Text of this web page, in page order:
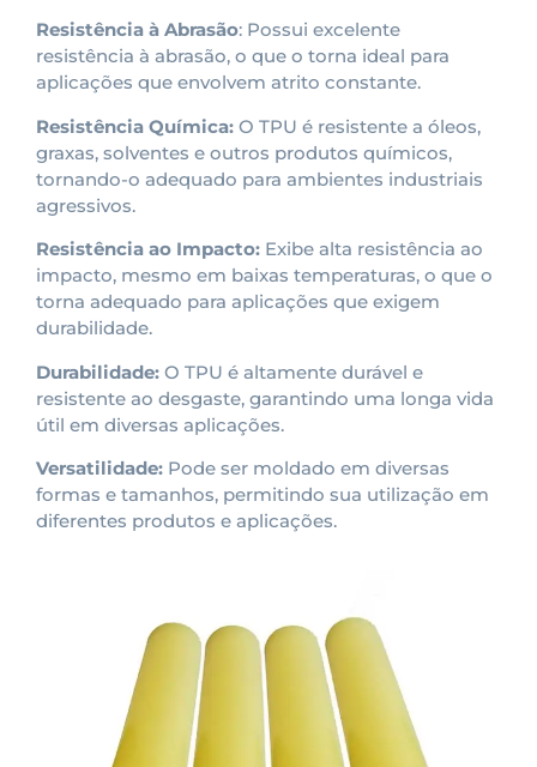
Resistência à Abrasão: Possui excelente
resistência à abrasão, o que o torna ideal para
aplicações que envolvem atrito constante.
Resistência Química: O TPU é resistente a óleos,
graxas, solventes e outros produtos químicos,
tornando-o adequado para ambientes industriais
agressivos.
Resistência ao Impacto: Exibe alta resistência ao
impacto, mesmo em baixas temperaturas, o que o
torna adequado para aplicações que exigem
durabilidade.
Durabilidade: O TPU é altamente durável e
resistente ao desgaste, garantindo uma longa vida
útil em diversas aplicações.
Versatilidade: Pode ser moldado em diversas
formas e tamanhos, permitindo sua utilização em
diferentes produtos e aplicações.